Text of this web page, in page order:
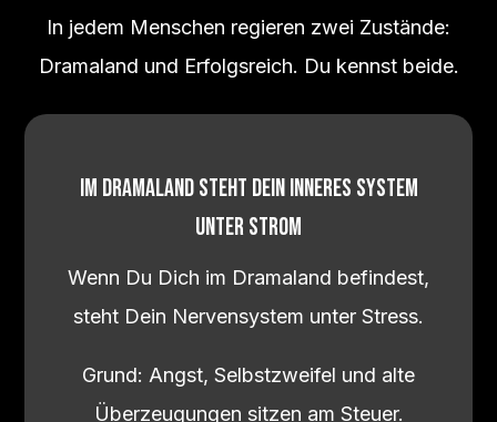
In jedem Menschen regieren zwei Zustände:
Dramaland und Erfolgsreich. Du kennst beide.
Im Dramaland steht Dein inneres System
unter Strom
Wenn Du Dich im Dramaland befindest,
steht Dein Nervensystem unter Stress.
Grund: Angst, Selbstzweifel und alte
Überzeugungen sitzen am Steuer.